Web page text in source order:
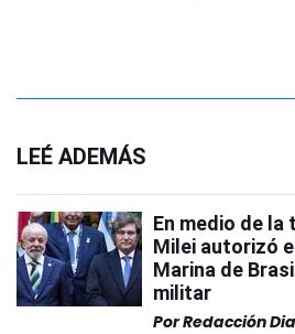
LEÉ ADEMÁS
En medio de la
Milei autorizó
Marina de
militar
PorRedacción